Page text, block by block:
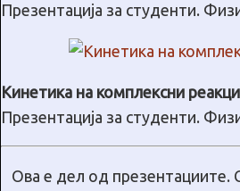
Презентација за студенти.
Кинетика на комплексни
Презентација за студенти.
Ова е дел од презентациите.